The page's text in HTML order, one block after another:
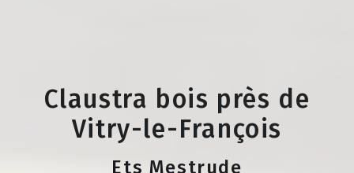
Claustra bois près de
Vitry-le-François
Ets Mestrude